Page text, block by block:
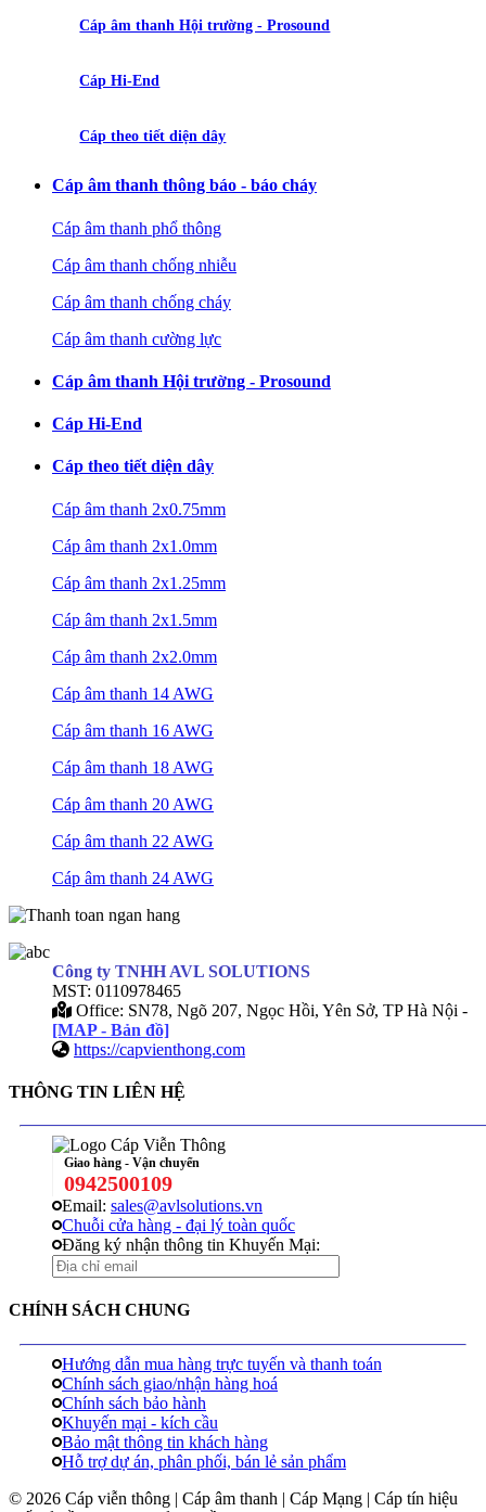
Cáp âm thanh Hội trường - Prosound
Cáp Hi-End
Cáp theo tiết diện dây
Cáp âm thanh thông báo - báo cháy
Cáp âm thanh phổ thông
Cáp âm thanh chống nhiễu
Cáp âm thanh chống cháy
Cáp âm thanh cường lực
Cáp âm thanh Hội trường - Prosound
Cáp Hi-End
Cáp theo tiết diện dây
Cáp âm thanh 2x0.75mm
Cáp âm thanh 2x1.0mm
Cáp âm thanh 2x1.25mm
Cáp âm thanh 2x1.5mm
Cáp âm thanh 2x2.0mm
Cáp âm thanh 14 AWG
Cáp âm thanh 16 AWG
Cáp âm thanh 18 AWG
Cáp âm thanh 20 AWG
Cáp âm thanh 22 AWG
Cáp âm thanh 24 AWG
Công ty TNHH AVL SOLUTIONS
MST: 0110978465
Office: SN78, Ngõ 207, Ngọc Hồi, Yên Sở, TP Hà Nội -
[MAP - Bản đồ]
https://capvienthong.com
THÔNG TIN LIÊN HỆ
Giao hàng - Vận chuyển
0942500109
Email: sales@avlsolutions.vn
Chuỗi cửa hàng - đại lý toàn quốc
Đăng ký nhận thông tin Khuyến Mại:
CHÍNH SÁCH CHUNG
Hướng dẫn mua hàng trực tuyến và thanh toán
Chính sách giao/nhận hàng hoá
Chính sách bảo hành
Khuyến mại - kích cầu
Bảo mật thông tin khách hàng
Hỗ trợ dự án, phân phối, bán lẻ sản phẩm
© 2026 Cáp viễn thông | Cáp âm thanh | Cáp Mạng | Cáp tín hiệu